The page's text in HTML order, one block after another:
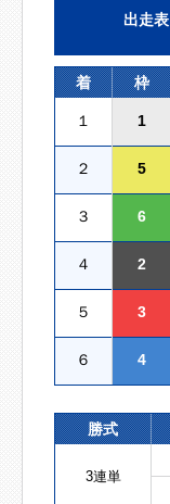
出走表
着 枠
１ 1
２ 5
３ 6
４ 2
５ 3
６ 4
勝式
3連単